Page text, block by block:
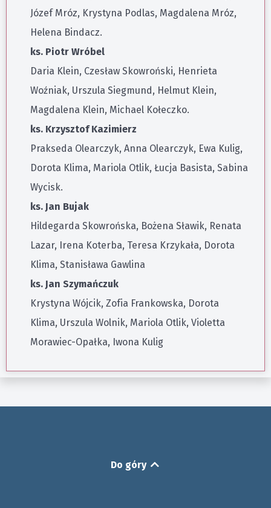
Józef Mróz, Krystyna Podlas, Magdalena Mróz,
Helena Bindacz.
ks. Piotr Wróbel
Daria Klein, Czesław Skowroński, Henrieta
Woźniak, Urszula Siegmund, Helmut Klein,
Magdalena Klein, Michael Kołeczko.
ks. Krzysztof Kazimierz
Prakseda Olearczyk, Anna Olearczyk, Ewa Kulig,
Dorota Klima, Mariola Otlik, Łucja Basista, Sabina
Wycisk.
ks. Jan Bujak
Hildegarda Skowrońska, Bożena Sławik, Renata
Lazar, Irena Koterba, Teresa Krzykała, Dorota
Klima, Stanisława Gawlina
ks. Jan Szymańczuk
Krystyna Wójcik, Zofia Frankowska, Dorota
Klima, Urszula Wolnik, Mariola Otlik, Violetta
Morawiec-Opałka, Iwona Kulig
Do góry